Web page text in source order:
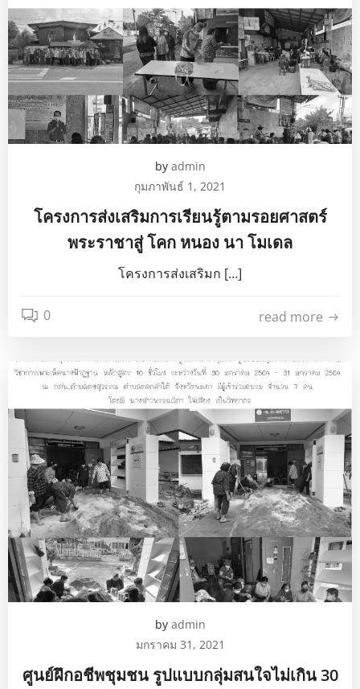
by admin
กุมภาพันธ์ 1, 2021
โครงการส่งเสริมการเรียนรู้ตามรอยศาสตร์
พระราชาสู่ โคก หนอง นา โมเดล
โครงการส่งเสริมก […]
0 read more
by admin
มกราคม 31, 2021
ศูนย์ฝึกอชีพชุมชน รูปแบบกลุ่มสนใจไม่เกิน 30